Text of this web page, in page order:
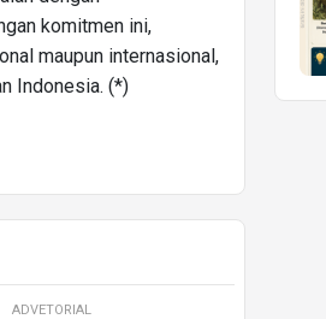
komitmen ini,
maupun internasional,
Indonesia. (*)
ADVETORIAL